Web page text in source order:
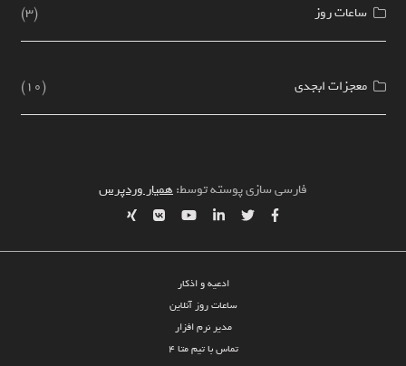
ساعات روز (3)
معجزات ابجدی (10)
فارسی سازی پوسته توسط:همیار وردپرس
ادعیه و اذکار
ساعات روز آنلاین
مدیر نرم افزار
تماس با تیم متا 4